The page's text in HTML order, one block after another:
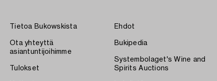
Tietoa Bukowskista
Ota yhteyttä
asiantuntijoihimme
Tulokset
Ehdot
Bukipedia
Systembolaget's Wine and
Spirits Auctions